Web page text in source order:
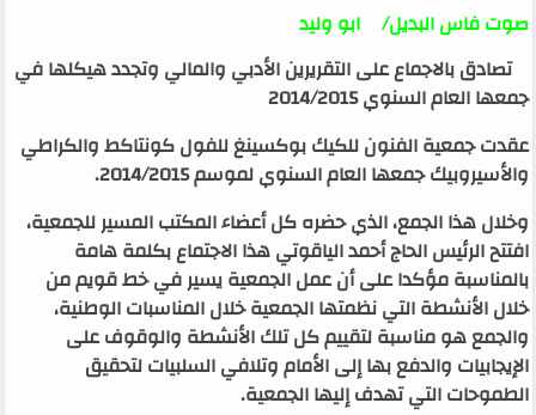
صوت فاس البديل/ ابو وليد
تصادق بالاجماع على التقريرين الأدبي والمالي وتجدد هيكلها في
جمعها العام السنوي 2014/2015
عقدت جمعية الفنون للكيك بوكسينغ للفول كونتاكط والكراطي
والأسيروبيك جمعها العام السنوي لموسم 2014/2015
.
وخلال هذا الجمع، الذي حضره كل أعضاء المكتب المسير للجمعية،
افتتح الرئيس الحاج أحمد الياقوتي هذا الاجتماع بكلمة هامة
بالمناسبة مؤكدا على أن عمل الجمعية يسير في خط قويم من
خلال الأنشطة التي نظمتها الجمعية خلال المناسبات الوطنية،
والجمع هو مناسبة لتقييم كل تلك الأنشطة والوقوف على
الإيجابيات والدفع بها إلى الأمام وتلافي السلبيات لتحقيق
الطموحات التي تهدف إليها الجمعية.